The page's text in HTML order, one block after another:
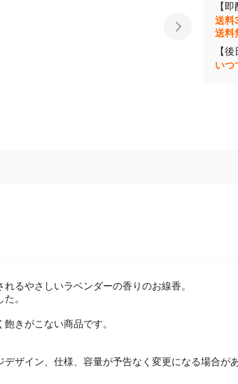
【
送料
送料
【
いつ
るやさしいラベンダーの香りのお線香。
。
きがこない商品です。
デザイン、仕様、容量が予告なく変更になる場合が